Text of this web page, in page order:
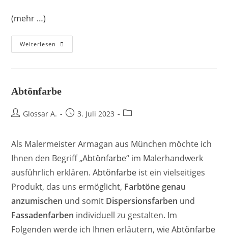
(mehr …)
Weiterlesen
Abtönfarbe
Glossar A. 3. Juli 2023
Als Malermeister Armagan aus München möchte ich
Ihnen den Begriff „Abtönfarbe“ im Malerhandwerk
ausführlich erklären.Abtönfarbe ist ein vielseitiges
Produkt, das uns ermöglicht, Farbtöne genau
anzumischen und somit Dispersionsfarben und
Fassadenfarben individuell zu gestalten. Im
Folgenden werde ich Ihnen erläutern, wieAbtönfarbe